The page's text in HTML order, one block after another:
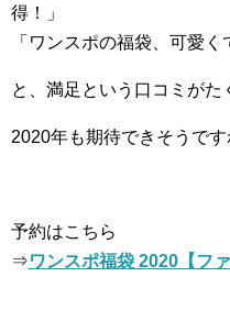
得！」
「ワンスポの福袋、可愛く
と、満足という口コミがた
2020年も期待できそうです
予約はこちら
⇒ワンスポ福袋 2020【フ